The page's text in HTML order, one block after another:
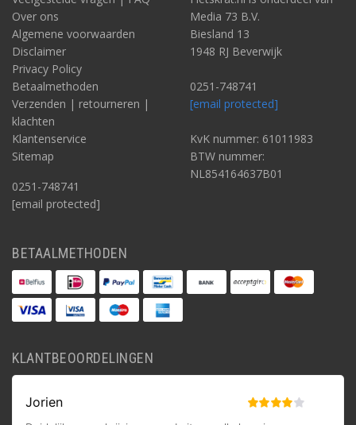
Over ons
Algemene voorwaarden
Disclaimer
Privacy Policy
Betaalmethoden
Verzenden | retourneren |
klachten
Klantenservice
Sitemap
0251-748741
[email protected]
Media 73 B.V.
Biesland 13
1948 RJ Beverwijk
0251-748741
[email protected]
KvK nummer: 61011983
BTW nummer:
NL854164637B01
BETAALMETHODEN
KLANTBEOORDELINGEN